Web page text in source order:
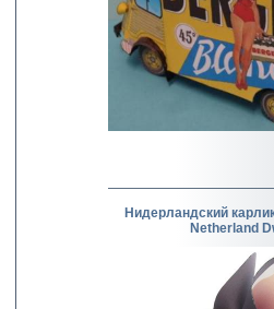
Нидерландский
Netherland